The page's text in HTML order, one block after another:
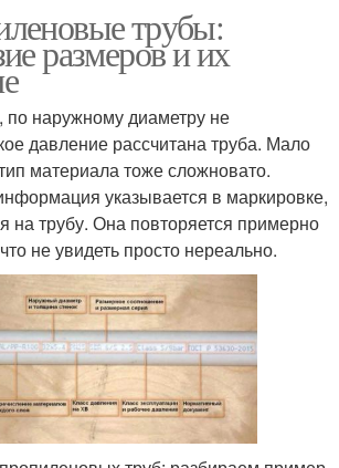
трубы:
размеров и их
по наружному диаметру не
давление рассчитана труба. Мало
материала тоже сложновато.
указывается в маркировке,
на трубу. Она повторяется примерно
не увидеть просто нереально.